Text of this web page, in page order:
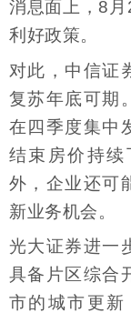
消息面上，8
利好政策。
对此，中信证
复苏年底可期
在四季度集中
结束房价持
外，企业还可
新业务机会。
光大证券进一
具备片区综合
市的城市更